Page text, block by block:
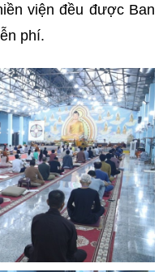
viện đều được Ban
phí.